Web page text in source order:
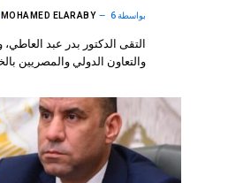
بواسطة MOHAMED ELARABY 6 أغسطس، 2026
التقى الدكتور بدر عبد العاطي،
والتعاون الدولي والمصريين